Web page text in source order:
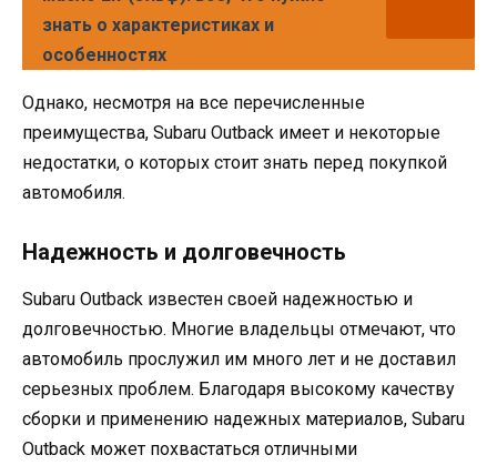
знать о характеристиках и
особенностях
Однако, несмотря на все перечисленные
преимущества, Subaru Outback имеет и некоторые
недостатки, о которых стоит знать перед покупкой
автомобиля.
Надежность и долговечность
Subaru Outback известен своей надежностью и
долговечностью. Многие владельцы отмечают, что
автомобиль прослужил им много лет и не доставил
серьезных проблем. Благодаря высокому качеству
сборки и применению надежных материалов, Subaru
Outback может похвастаться отличными